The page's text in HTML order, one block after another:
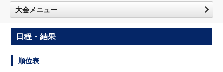
大会メニュー
日程・結果
順位表